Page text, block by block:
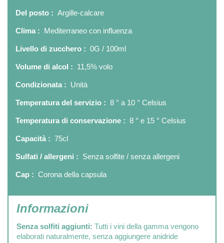
Del posto : Argille-calcare
Clima : Mediterraneo con influenza
Livello di zucchero : 0G / 100ml
Volume di alcol : 11,5% volo
Condizionata : Unità
Temperatura del servizio : 8 ° a 10 ° Celsius
Temperatura di conservazione : 8 ° e 15 ° Celsius
Capacità : 75cl
Sulfati / allergeni : Senza solfite / senza allergeni
Cap : Corona della capsula
Informazioni
Senza solfiti aggiunti: Tutti i vini della gamma vengono
elaborati naturalmente, senza aggiungere anidride